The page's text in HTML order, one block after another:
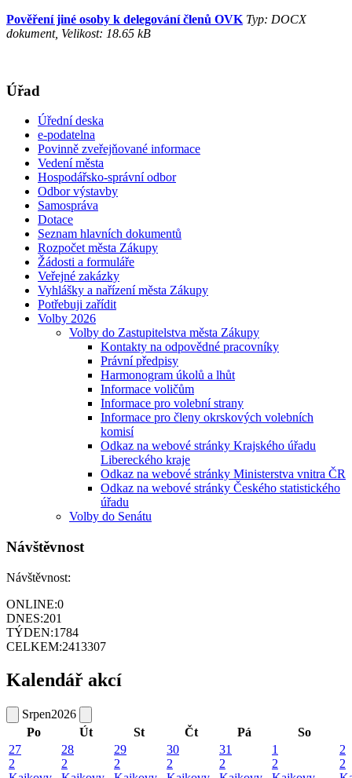
Pověření jiné osoby k delegování členů OVK Typ: DOCX
dokument, Velikost: 18.65 kB
Úřad
Úřední deska
e-podatelna
Povinně zveřejňované informace
Vedení města
Hospodářsko-správní odbor
Odbor výstavby
Samospráva
Dotace
Seznam hlavních dokumentů
Rozpočet města Zákupy
Žádosti a formuláře
Veřejné zakázky
Vyhlášky a nařízení města Zákupy
Potřebuji zařídit
Volby 2026
Volby do Zastupitelstva města Zákupy
Kontakty na odpovědné pracovníky
Právní předpisy
Harmonogram úkolů a lhůt
Informace voličům
Informace pro volební strany
Informace pro členy okrskových volebních
komisí
Odkaz na webové stránky Krajského úřadu
Libereckého kraje
Odkaz na webové stránky Ministerstva vnitra ČR
Odkaz na webové stránky Českého statistického
úřadu
Volby do Senátu
Návštěvnost
Návštěvnost:
ONLINE:0
DNES:201
TÝDEN:1784
CELKEM:2413307
Kalendář akcí
Srpen2026
Po
Út St Čt Pá
So
27
2
28
2
29
2
30
2
31
2
1
2
2
2